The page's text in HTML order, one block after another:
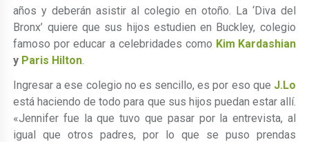
años y deberán asistir al colegio en otoño. La ‘Diva del
Bronx’ quiere que sus hijos estudien en Buckley, colegio
famoso por educar a celebridades como Kim Kardashian
y Paris Hilton.
Ingresar a ese colegio no es sencillo, es por eso que J.Lo
está haciendo de todo para que sus hijos puedan estar allí.
«Jennifer fue la que tuvo que pasar por la entrevista, al
igual que otros padres, por lo que se puso prendas